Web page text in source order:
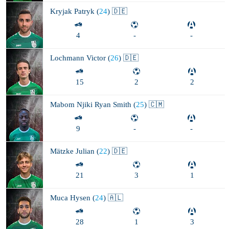
Kryjak Patryk (24) 🇩🇪
4 - -
Lochmann Victor (26) 🇩🇪
15 2 2
Mabom Njiki Ryan Smith (25) 🇨🇲
9 - -
Mätzke Julian (22) 🇩🇪
21 3 1
Muca Hysen (24) 🇦🇱
28 1 3